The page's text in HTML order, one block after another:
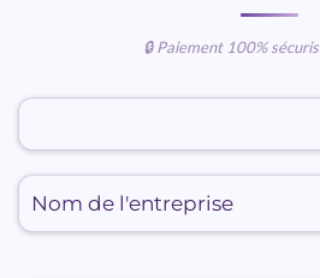
🔒 Paiement 100%